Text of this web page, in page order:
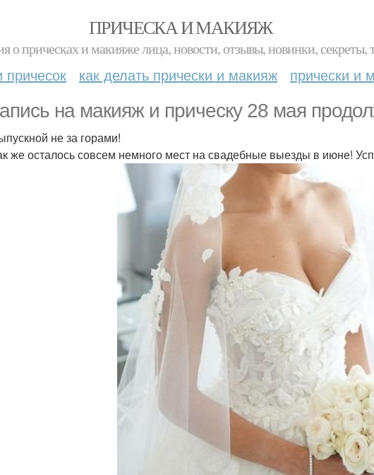
ПРИЧЕСКА И МАКИЯЖ
о прическах и макияже лица, новости, отзывы, новинки, секреты,
как делать прически и макияж прически и
на макияж и прическу 28 мая
не за горами!
же осталось совсем немного мест на свадебные выезды в июне!